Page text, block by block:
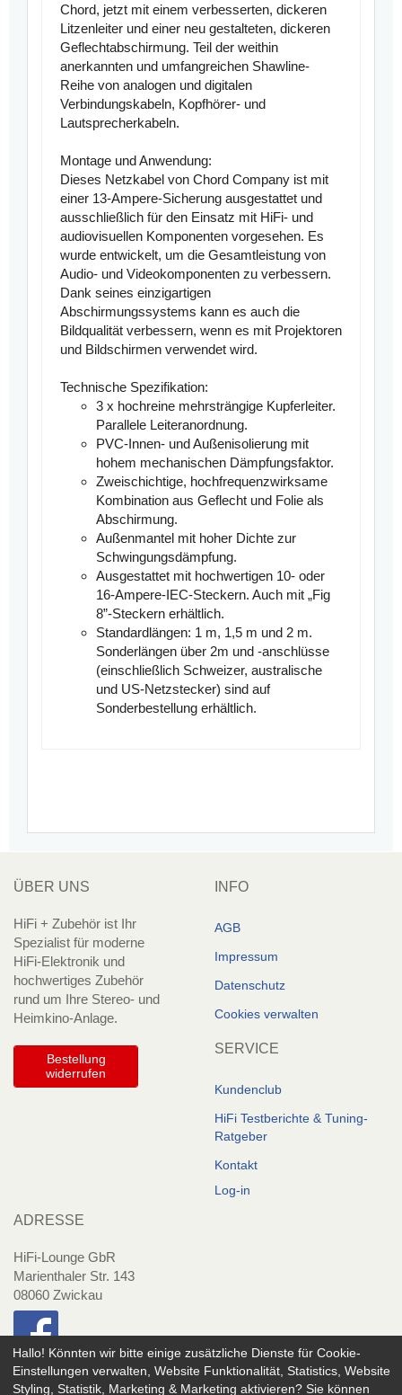
Chord, jetzt mit einem verbesserten, dickeren
Litzenleiter und einer neu gestalteten, dickeren
Geflechtabschirmung. Teil der weithin
anerkannten und umfangreichen Shawline-
Reihe von analogen und digitalen
Verbindungskabeln, Kopfhörer- und
Lautsprecherkabeln.
Montage und Anwendung:
Dieses Netzkabel von Chord Company ist mit
einer 13-Ampere-Sicherung ausgestattet und
ausschließlich für den Einsatz mit HiFi- und
audiovisuellen Komponenten vorgesehen. Es
wurde entwickelt, um die Gesamtleistung von
Audio- und Videokomponenten zu verbessern.
Dank seines einzigartigen
Abschirmungssystems kann es auch die
Bildqualität verbessern, wenn es mit Projektoren
und Bildschirmen verwendet wird.
Technische Spezifikation:
3 x hochreine mehrsträngige Kupferleiter.
Parallele Leiteranordnung.
PVC-Innen- und Außenisolierung mit
hohem mechanischen Dämpfungsfaktor.
Zweischichtige, hochfrequenzwirksame
Kombination aus Geflecht und Folie als
Abschirmung.
Außenmantel mit hoher Dichte zur
Schwingungsdämpfung.
Ausgestattet mit hochwertigen 10- oder
16-Ampere-IEC-Steckern. Auch mit „Fig
8”-Steckern erhältlich.
Standardlängen: 1 m, 1,5 m und 2 m.
Sonderlängen über 2m und -anschlüsse
(einschließlich Schweizer, australische
und US-Netzstecker) sind auf
Sonderbestellung erhältlich.
ÜBER UNS
HiFi + Zubehör ist Ihr
Spezialist für moderne
HiFi-Elektronik und
hochwertiges Zubehör
rund um Ihre Stereo- und
Heimkino-Anlage.
Bestellung
widerrufen
INFO
AGB
Impressum
Datenschutz
Cookies verwalten
SERVICE
Kundenclub
HiFi Testberichte & Tuning-
Ratgeber
Kontakt
Log-in
ADRESSE
HiFi-Lounge GbR
Marienthaler Str. 143
08060 Zwickau
Hallo! Könnten wir bitte einige zusätzliche Dienste für Cookie-
Einstellungen verwalten, Website Funktionalität, Statistics, Website
Styling, Statistik, Marketing & Marketing aktivieren? Sie können